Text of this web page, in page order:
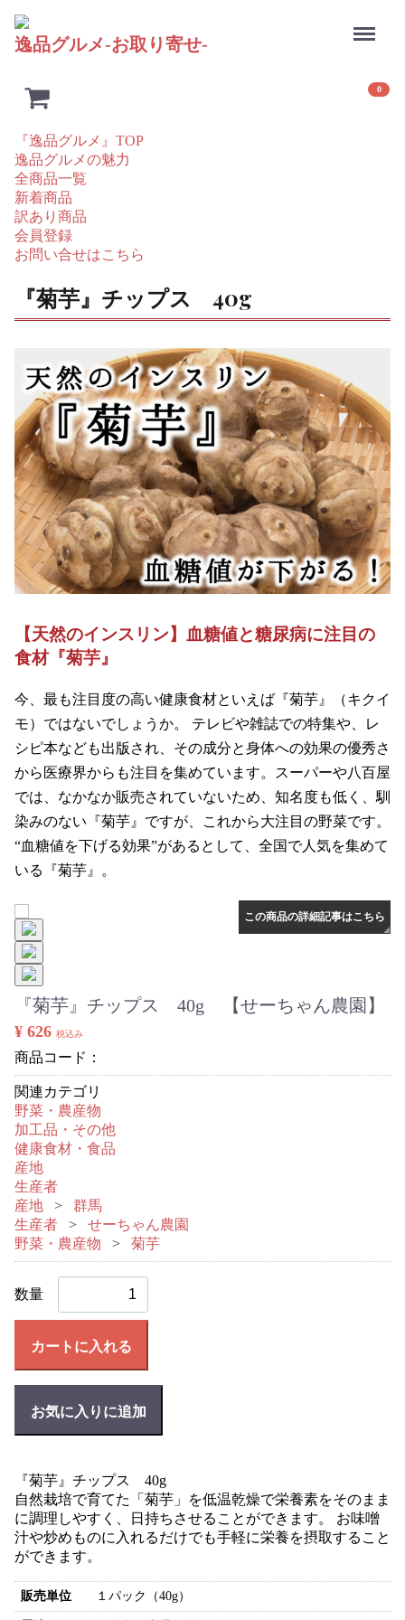
逸品グルメ-お取り寄せ-
0
『逸品グルメ』TOP
逸品グルメの魅力
全商品一覧
新着商品
訳あり商品
会員登録
お問い合せはこちら
『菊芋』チップス 40g
【天然のインスリン】血糖値と糖尿病に注目の
食材『菊芋』
今、最も注目度の高い健康食材といえば『菊芋』（キクイ
モ）ではないでしょうか。 テレビや雑誌での特集や、レ
シピ本なども出版され、その成分と身体への効果の優秀さ
から医療界からも注目を集めています。スーパーや八百屋
では、なかなか販売されていないため、知名度も低く、馴
染みのない『菊芋』ですが、これから大注目の野菜です。
“血糖値を下げる効果”があるとして、全国で人気を集めて
いる『菊芋』。
この商品の詳細記事はこちら
『菊芋』チップス 40g 【せーちゃん農園】
¥ 626 税込み
商品コード：
関連カテゴリ
野菜・農産物
加工品・その他
健康食材・食品
産地
生産者
産地
群馬
生産者
せーちゃん農園
野菜・農産物
菊芋
数量
カートに入れる
お気に入りに追加
『菊芋』チップス 40g
自然栽培で育てた「菊芋」を低温乾燥で栄養素をそのまま
に調理しやすく、日持ちさせることができます。 お味噌
汁や炒めものに入れるだけでも手軽に栄養を摂取すること
ができます。
販売単位 １パック（40g）